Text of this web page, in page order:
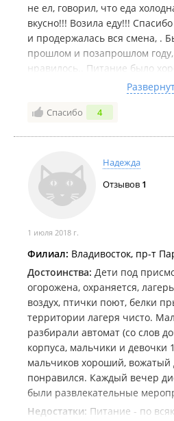
не ел, говорил, что еда
вкусно!!! Возила еду!!!
и продержалась вся смена, .
прошлом и позапрошлом
нравилось.. Питание было
вкусно. Но в этом году это
поняла вожатые тоже
еще не понравилась, что
Спасибо 4
Надежда
Отзывов 1
1 июля 2018 г.
Филиал: Владивосток, пр-т
Достоинства: Дети под
огорожена, охраняется,
воздух, птички поют, белки
территории лагеря чисто.
разбирали автомат (со слов
корпуса, мальчики и девочки
мальчиков хороший, вожатый
понравился. Каждый вечер
были развлекательные
Недостатки: Питание - по